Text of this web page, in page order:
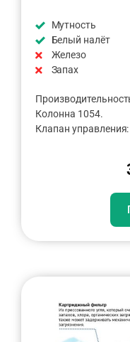
Мутность
Белый налёт
Железо
Запах
Колонна 1054.
Клапан